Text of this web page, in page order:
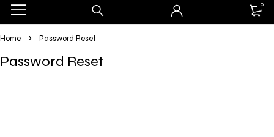
0
Home Password Reset
Password Reset